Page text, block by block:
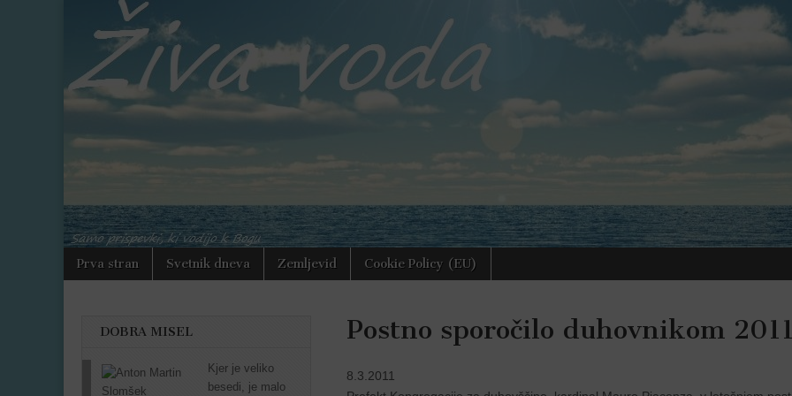
Varno
zavetje
Main
menu
Skoči
Prva stran Svetnik dneva Zemljevid Cookie Policy (EU)
Postno sporočilo duhovnikom
8.3.2011
DOBRA MISEL
Kjer je veliko
besedi, je malo